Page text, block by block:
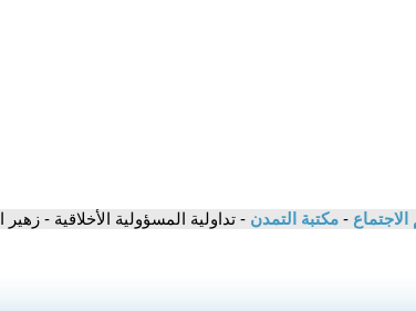
- مكتبة التمدن - تداولية المسؤولية الأخلاقية - زهير